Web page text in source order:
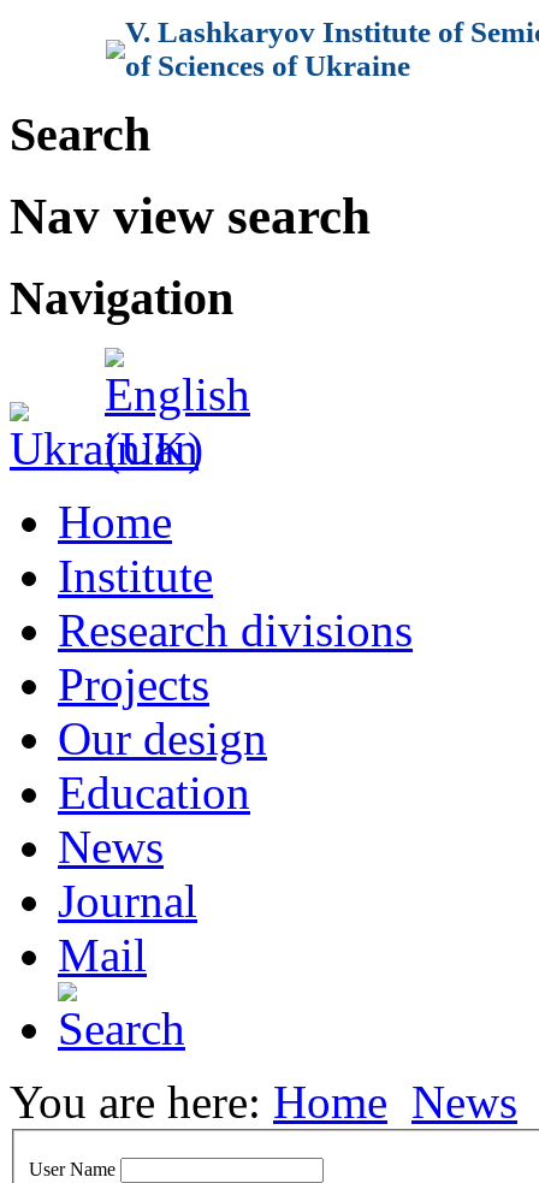
V. Lashkaryov Institute of
of Sciences of Ukraine
Search
Nav view search
Navigation
Home
Institute
Research divisions
Projects
Our design
Education
News
Journal
Mail
You are here: Home News
User Name